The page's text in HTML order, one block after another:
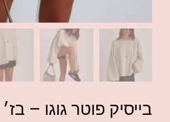
בייסיק פוטר גוגו – בז׳